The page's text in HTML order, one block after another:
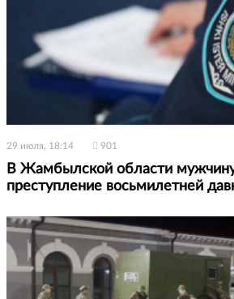
29 июля, 18:14 901
В Жамбылской области
преступление восьмилетней